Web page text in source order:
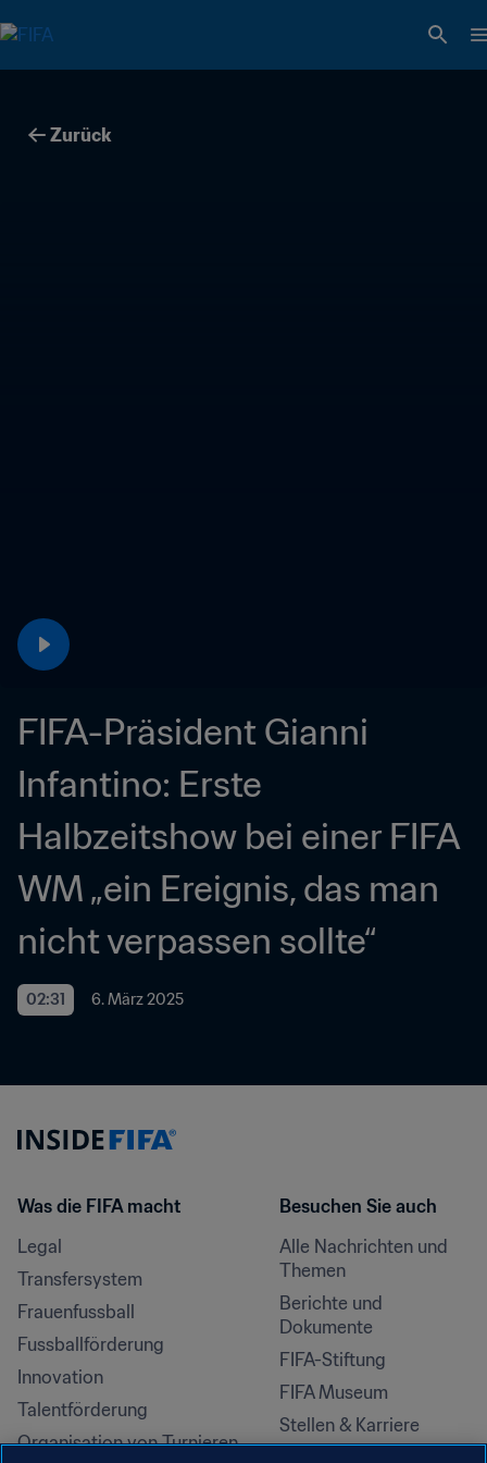
Zurück
FIFA-Präsident Gianni
Infantino: Erste
Halbzeitshow bei einer FIFA
WM „ein Ereignis, das man
nicht verpassen sollte“
02:31 6. März 2025
Was die FIFA macht
Legal
Transfersystem
Frauenfussball
Fussballförderung
Innovation
Talentförderung
Organisation von Turnieren
Besuchen Sie auch
Alle Nachrichten und
Themen
Berichte und
Dokumente
FIFA-Stiftung
FIFA Museum
Stellen & Karriere